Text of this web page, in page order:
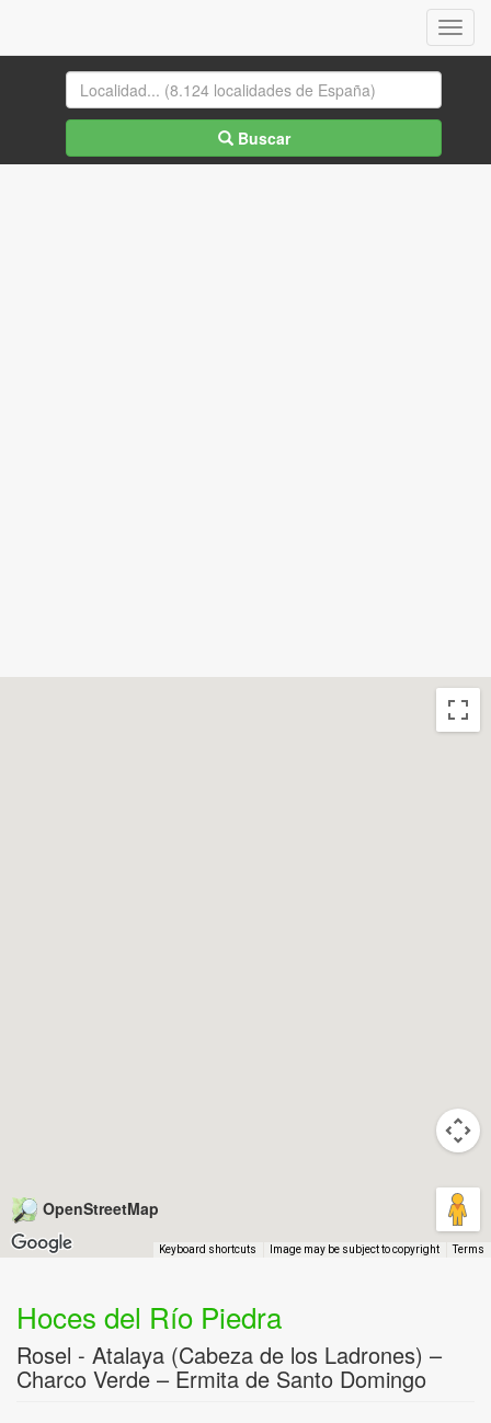
Menu
Buscar
Keyboard shortcuts Image may be subject to copyright Terms
OpenStreetMap
Hoces del Río Piedra
Rosel - Atalaya (Cabeza de los Ladrones) –
Charco Verde – Ermita de Santo Domingo